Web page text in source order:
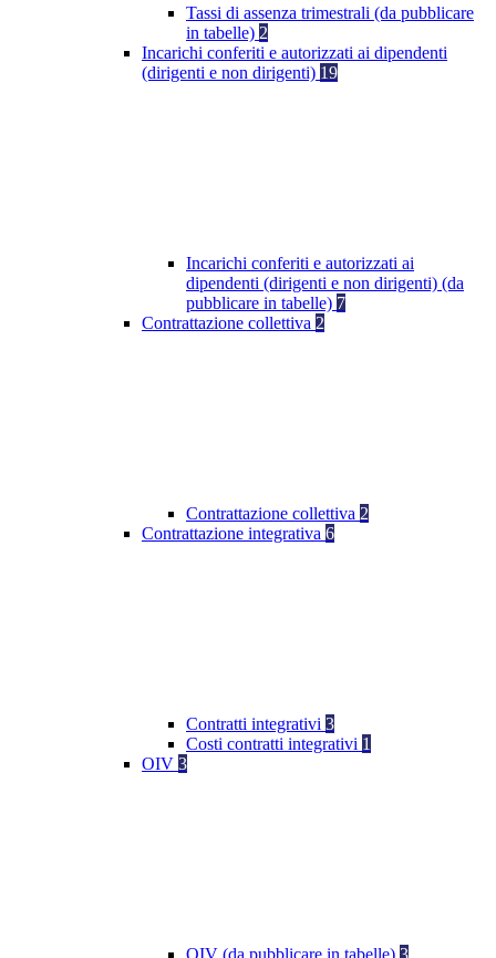
Tassi di assenza trimestrali (da pubblicare
in tabelle) 2
Incarichi conferiti e autorizzati ai dipendenti
(dirigenti e non dirigenti) 19
Incarichi conferiti e autorizzati ai
dipendenti (dirigenti e non dirigenti) (da
pubblicare in tabelle) 7
Contrattazione collettiva 2
Contrattazione collettiva 2
Contrattazione integrativa 6
Contratti integrativi 3
Costi contratti integrativi 1
OIV 3